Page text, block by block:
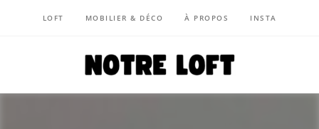
LOFT MOBILIER & DÉCO À PROPOS INSTA
NOTRE LOFT